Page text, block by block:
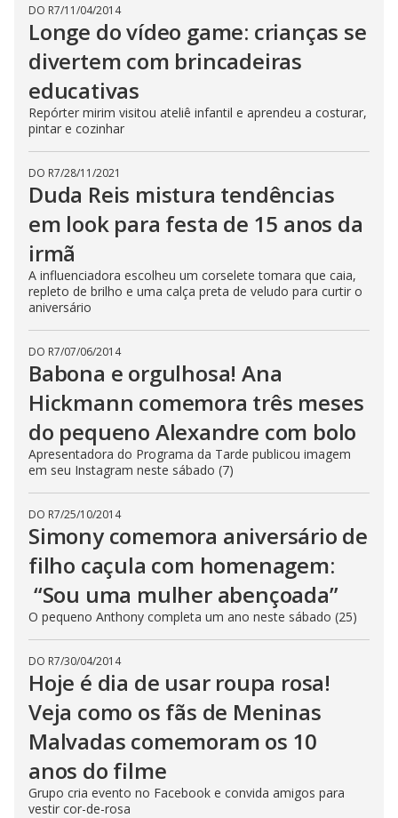
DO R7/11/04/2014
Longe do vídeo game: crianças se
divertem com brincadeiras
educativas
Repórter mirim visitou ateliê infantil e aprendeu a costurar,
pintar e cozinhar
DO R7/28/11/2021
Duda Reis mistura tendências
em look para festa de 15 anos da
irmã
A influenciadora escolheu um corselete tomara que caia,
repleto de brilho e uma calça preta de veludo para curtir o
aniversário
DO R7/07/06/2014
Babona e orgulhosa! Ana
Hickmann comemora três meses
do pequeno Alexandre com bolo
Apresentadora do Programa da Tarde publicou imagem
em seu Instagram neste sábado (7)
DO R7/25/10/2014
Simony comemora aniversário de
filho caçula com homenagem:
“Sou uma mulher abençoada”
O pequeno Anthony completa um ano neste sábado (25)
DO R7/30/04/2014
Hoje é dia de usar roupa rosa!
Veja como os fãs de Meninas
Malvadas comemoram os 10
anos do filme
Grupo cria evento no Facebook e convida amigos para
vestir cor-de-rosa